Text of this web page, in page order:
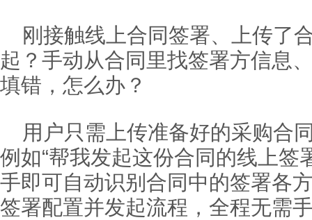
刚接触线上合同签署、上传了
起？手动从合同里找签署方信息
填错，怎么办？
用户只需上传准备好的采购合
例如“帮我发起这份合同的线上签
手即可自动识别合同中的签署各
签署配置并发起流程，全程无需